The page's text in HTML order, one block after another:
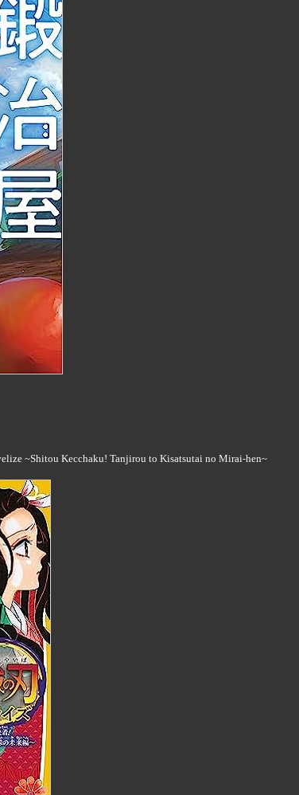
~Shitou Kecchaku! Tanjirou to Kisatsutai no Mirai-hen~